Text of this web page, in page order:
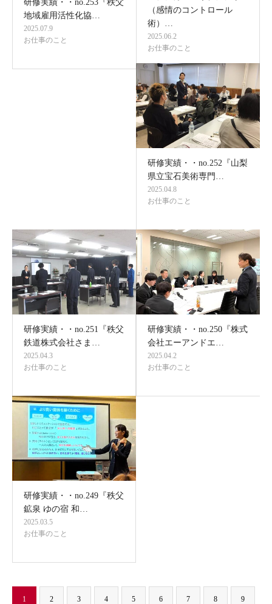
研修実績・・no.253『秩父
地域雇用活性化協…
2025.07.9
お仕事のこと
（感情のコントロール
術）…
2025.06.2
お仕事のこと
研修実績・・no.252『山梨
県立宝石美術専門…
2025.04.8
お仕事のこと
研修実績・・no.251『秩父
鉄道株式会社さま…
2025.04.3
お仕事のこと
研修実績・・no.250『株式
会社エーアンドエ…
2025.04.2
お仕事のこと
研修実績・・no.249『秩父
鉱泉 ゆの宿 和…
2025.03.5
お仕事のこと
1 2 3 4 5 6 7 8 9